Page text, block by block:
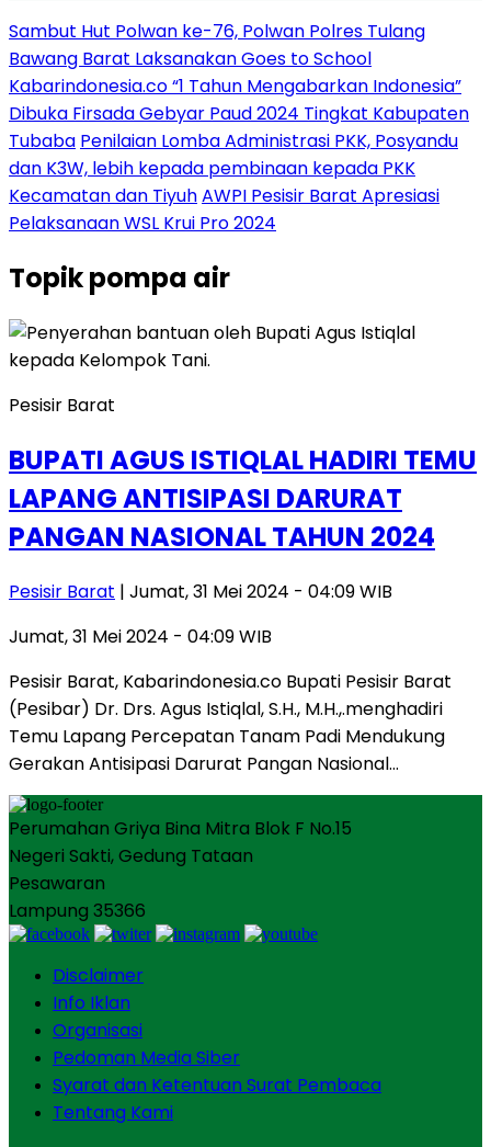
Sambut Hut Polwan ke-76, Polwan Polres Tulang
Bawang Barat Laksanakan Goes to School
Kabarindonesia.co “1 Tahun Mengabarkan Indonesia”
Dibuka Firsada Gebyar Paud 2024 Tingkat Kabupaten
Tubaba Penilaian Lomba Administrasi PKK, Posyandu
dan K3W, lebih kepada pembinaan kepada PKK
Kecamatan dan TiyuhAWPI Pesisir Barat Apresiasi
Pelaksanaan WSL Krui Pro 2024
Topikpompa air
Pesisir Barat
BUPATI AGUS ISTIQLAL HADIRI TEMU
LAPANG ANTISIPASI DARURAT
PANGAN NASIONAL TAHUN 2024
Pesisir Barat | Jumat, 31 Mei 2024 - 04:09 WIB
Jumat, 31 Mei 2024 - 04:09 WIB
Pesisir Barat, Kabarindonesia.co Bupati Pesisir Barat
(Pesibar) Dr. Drs. Agus Istiqlal, S.H., M.H.,.menghadiri
Temu Lapang Percepatan Tanam Padi Mendukung
Gerakan Antisipasi Darurat Pangan Nasional…
Perumahan Griya Bina Mitra Blok F No.15
Negeri Sakti, Gedung Tataan
Pesawaran
Lampung 35366
Disclaimer
Info Iklan
Organisasi
Pedoman Media Siber
Syarat dan Ketentuan Surat Pembaca
Tentang Kami